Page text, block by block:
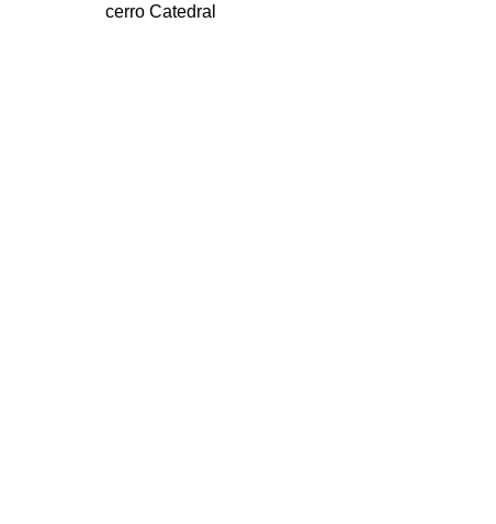
cerro Catedral